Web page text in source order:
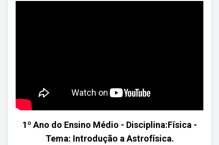
1º Ano do Ensino Médio - Disciplina:Física -
Tema: Introdução a Astrofísica.